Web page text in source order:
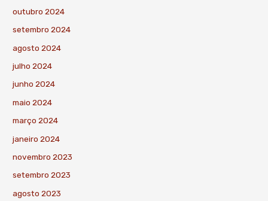
outubro 2024
setembro 2024
agosto 2024
julho 2024
junho 2024
maio 2024
março 2024
janeiro 2024
novembro 2023
setembro 2023
agosto 2023